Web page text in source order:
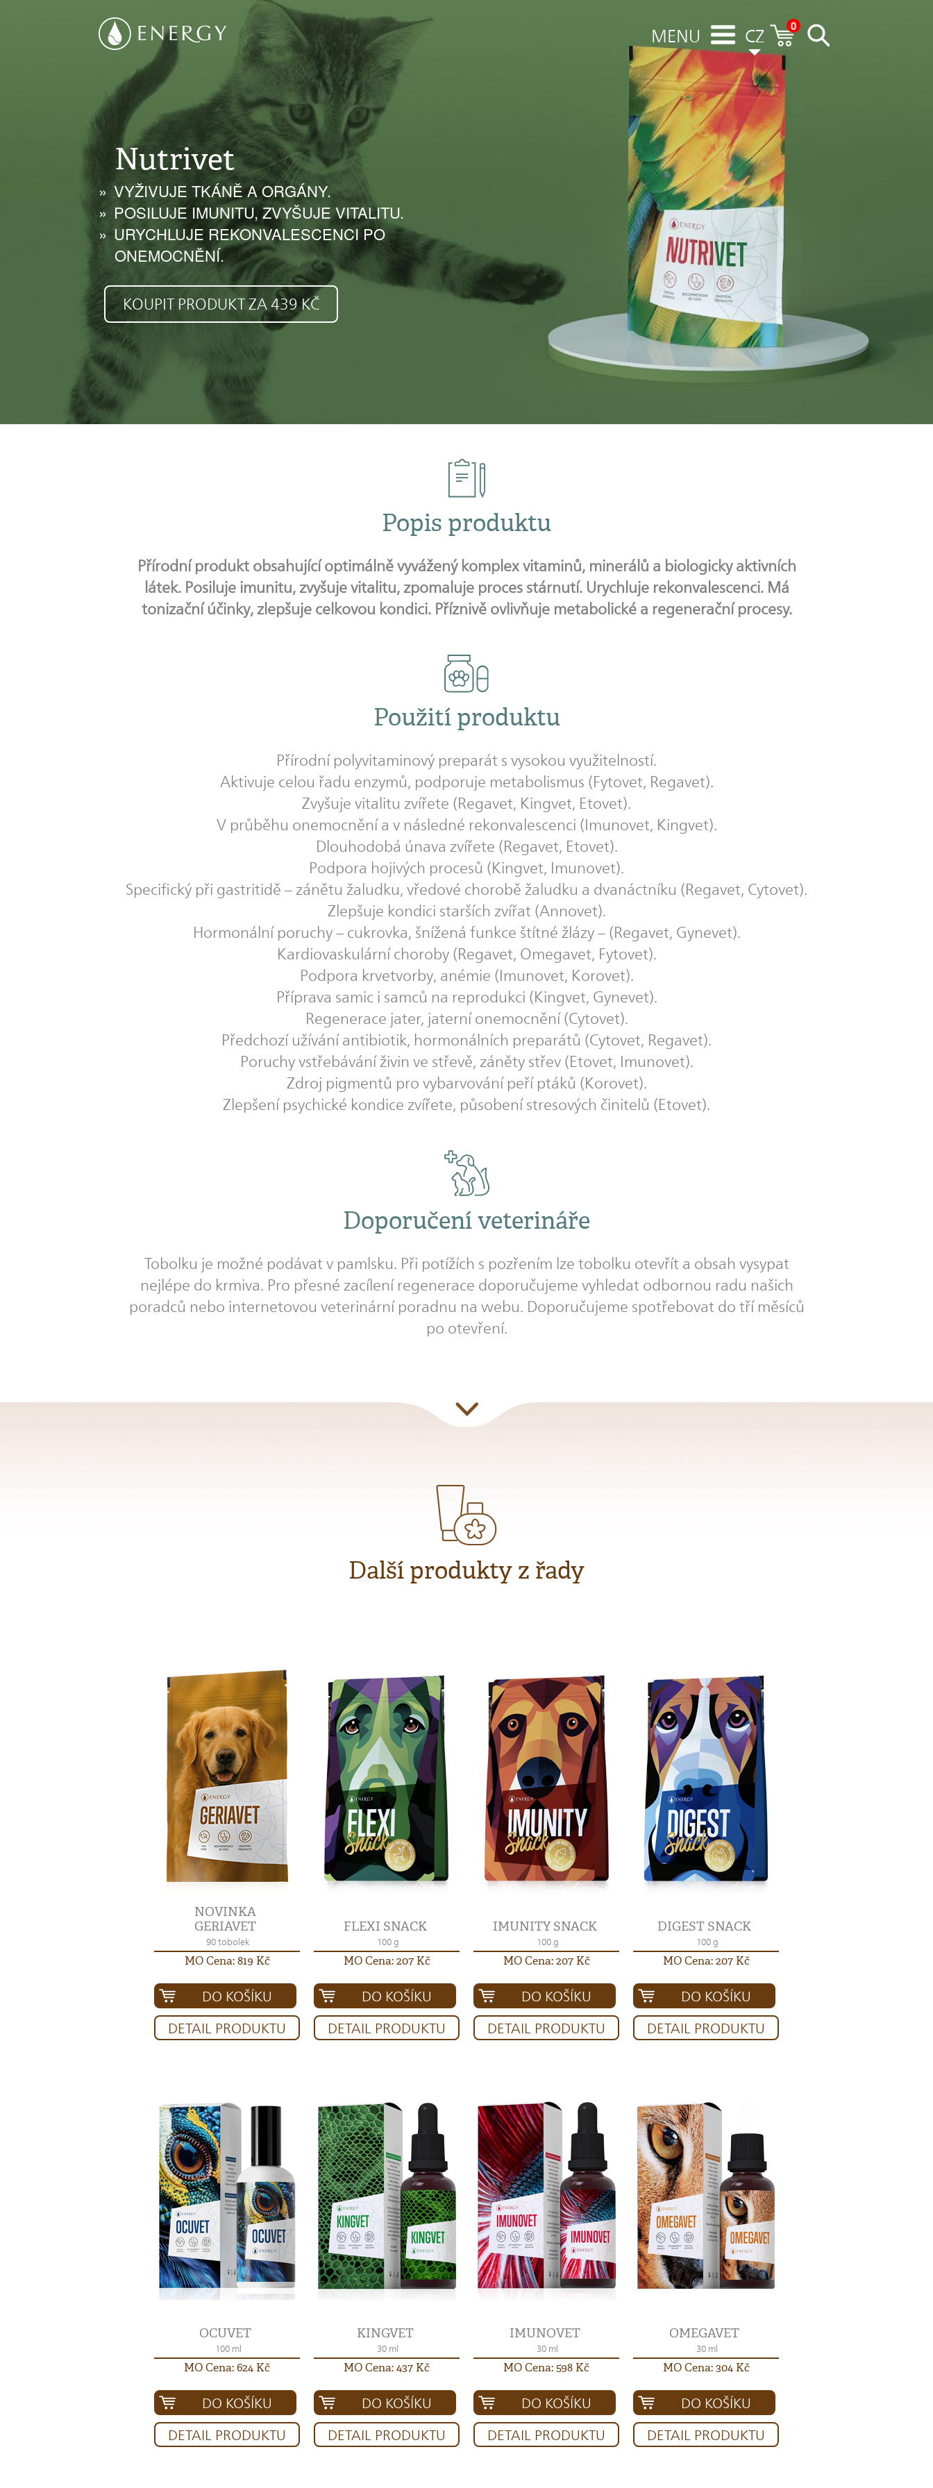
MENU CZ
0
Nutrivet
VYŽIVUJE TKÁNĚ A ORGÁNY.
POSILUJE IMUNITU, ZVYŠUJE VITALITU.
URYCHLUJE REKONVALESCENCI PO
ONEMOCNĚNÍ.
KOUPIT PRODUKT ZA 439 KČ
Popis produktu
Přírodní produkt obsahující optimálně vyvážený komplex vitaminů, minerálů a biologicky aktivních
látek. Posiluje imunitu, zvyšuje vitalitu, zpomaluje proces stárnutí. Urychluje rekonvalescenci. Má
tonizační účinky, zlepšuje celkovou kondici. Příznivě ovlivňuje metabolické a regenerační procesy.
Použití produktu
Přírodní polyvitaminový preparát s vysokou využitelností.
Aktivuje celou řadu enzymů, podporuje metabolismus (Fytovet, Regavet).
Zvyšuje vitalitu zvířete (Regavet, Kingvet, Etovet).
V průběhu onemocnění a v následné rekonvalescenci (Imunovet, Kingvet).
Dlouhodobá únava zvířete (Regavet, Etovet).
Podpora hojivých procesů (Kingvet, Imunovet).
Specifický při gastritidě – zánětu žaludku, vředové chorobě žaludku a dvanáctníku (Regavet, Cytovet).
Zlepšuje kondici starších zvířat (Annovet).
Hormonální poruchy – cukrovka, šnížená funkce štítné žlázy – (Regavet, Gynevet).
Kardiovaskulární choroby (Regavet, Omegavet, Fytovet).
Podpora krvetvorby, anémie (Imunovet, Korovet).
Příprava samic i samců na reprodukci (Kingvet, Gynevet).
Regenerace jater, jaterní onemocnění (Cytovet).
Předchozí užívání antibiotik, hormonálních preparátů (Cytovet, Regavet).
Poruchy vstřebávání živin ve střevě, záněty střev (Etovet, Imunovet).
Zdroj pigmentů pro vybarvování peří ptáků (Korovet).
Zlepšení psychické kondice zvířete, působení stresových činitelů (Etovet).
Doporučení veterináře
Tobolku je možné podávat v pamlsku. Při potížích s pozřením lze tobolku otevřít a obsah vysypat
nejlépe do krmiva. Pro přesné zacílení regenerace doporučujeme vyhledat odbornou radu našich
poradců nebo internetovou veterinární poradnu na webu. Doporučujeme spotřebovat do tří měsíců
po otevření.
Další produkty z řady
NOVINKA
GERIAVET
90 tobolek
MO Cena: 819 Kč
DO KOŠÍKU
DETAIL PRODUKTU
FLEXI SNACK
100 g
MO Cena: 207 Kč
DO KOŠÍKU
DETAIL PRODUKTU
IMUNITY SNACK
100 g
MO Cena: 207 Kč
DO KOŠÍKU
DETAIL PRODUKTU
DIGEST SNACK
100 g
MO Cena: 207 Kč
DO KOŠÍKU
DETAIL PRODUKTU
OCUVET
100 ml
MO Cena: 624 Kč
DO KOŠÍKU
DETAIL PRODUKTU
KINGVET
30 ml
MO Cena: 437 Kč
DO KOŠÍKU
DETAIL PRODUKTU
IMUNOVET
30 ml
MO Cena: 598 Kč
DO KOŠÍKU
DETAIL PRODUKTU
OMEGAVET
30 ml
MO Cena: 304 Kč
DO KOŠÍKU
DETAIL PRODUKTU